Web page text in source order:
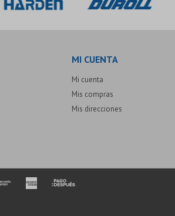
MI CUENTA
Mi cuenta
Mis compras
Mis direcciones